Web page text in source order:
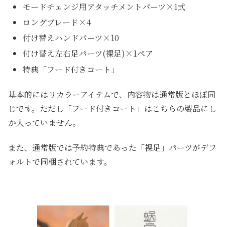
モードチェンジ用アタッチメントパーツ×1式
ロングブレード×4
付け替えハンドパーツ×10
付け替え左右足パーツ(裸足)×1ペア
特典「フード付きコート」
基本的にはリカラーアイテムで、内容物は通常版とほぼ同
じです。ただし「フード付きコート」はこちらの製品にし
か入っていません。
また、通常版では予約特典であった「裸足」パーツがデフ
ォルトで同梱されています。